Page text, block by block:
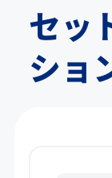
セッ
ショ